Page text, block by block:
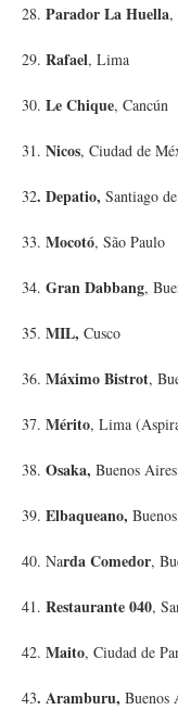
28. Parador La Huella,
29. Rafael, Lima
30. Le Chique, Cancún
31. Nicos, Ciudad de
32. Depatio, Santiago
33. Mocotó, São Paulo
34. Gran Dabbang,
35. MIL, Cusco
36. Máximo Bistrot,
37. Mérito, Lima
38. Osaka, Buenos Aires
39. Elbaqueano,
40. Narda Comedor,
41. Restaurante 040,
42. Maito, Ciudad de
43. Aramburu, Buenos